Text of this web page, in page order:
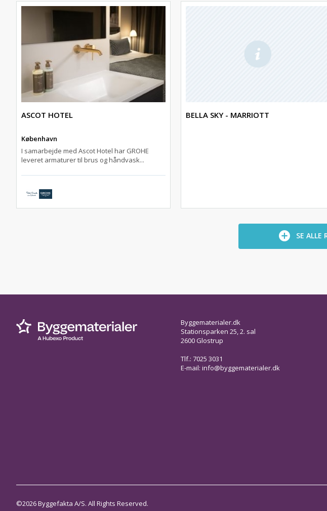
ASCOT HOTEL
København
I samarbejde med Ascot Hotel har GROHE
leveret armaturer til brus og håndvask...
BELLA SKY - MARRIOTT
SE ALLE
Byggematerialer.dk
Stationsparken 25, 2. sal
2600 Glostrup
Tlf.: 7025 3031
E-mail: info@byggematerialer.dk
©2026 Byggefakta A/S. All Rights Reserved.